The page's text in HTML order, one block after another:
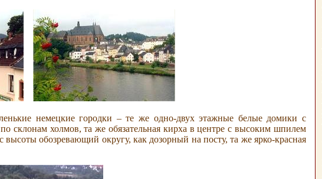
немецкие городки – те же одно-двух этажные белые домики с
склонам холмов, та же обязательная кирха в центре с высоким шпилем
обозревающий округу, как дозорный на посту, та же ярко-красная